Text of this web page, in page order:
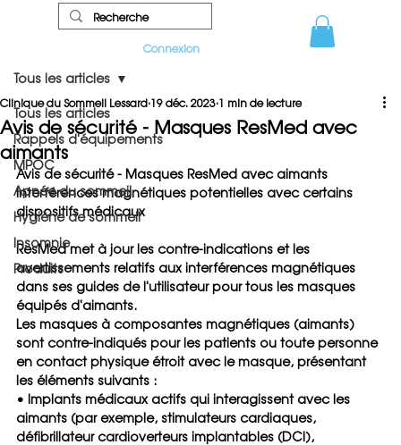
Connexion
Tous les articles
Rappels d'équipements
MPOC
Apnée du sommeil
Hygiène de sommeil
Insomnie
Produits
Tous les articles
Avis de sécurité - Masques ResMed avec
aimants
Clinique du Sommeil Lessard 19 déc. 2023 1 min de lecture
Avis de sécurité - Masques ResMed avec aimants
Interférences magnétiques potentielles avec certains
dispositifs médicaux
ResMed met à jour les contre-indications et les
avertissements relatifs aux interférences magnétiques
dans ses guides de l'utilisateur pour tous les masques
équipés d'aimants.
Les masques à composantes magnétiques (aimants)
sont contre-indiqués pour les patients ou toute personne
en contact physique étroit avec le masque, présentant
les éléments suivants :
• Implants médicaux actifs qui interagissent avec les
aimants (par exemple, stimulateurs cardiaques,
défibrillateur cardioverteurs implantables (DCI),